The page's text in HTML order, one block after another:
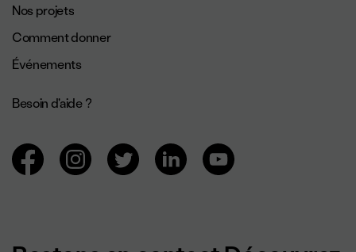
Navigation de pied de page.
Nos projets
Comment donner
Événements
Besoin d'aide ?
Navigation des réseaux sociaux.